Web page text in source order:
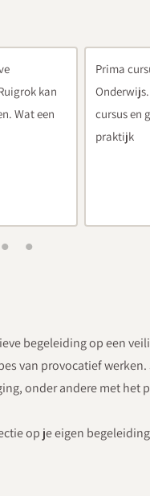
Medilex
mooie
in de
De cursus
een
raden is.
begeleiding op een
van provocatief
onder andere met het
op je eigen